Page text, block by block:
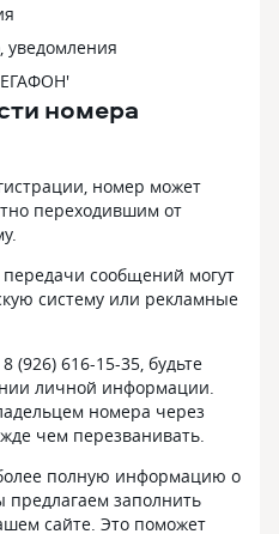
уведомления
номера
номер может
переходившим от
сообщений могут
систему или рекламные
(926) 616-15-35, будьте
личной информации.
номера через
чем перезванивать.
полную информацию о
предлагаем заполнить
сайте. Это поможет